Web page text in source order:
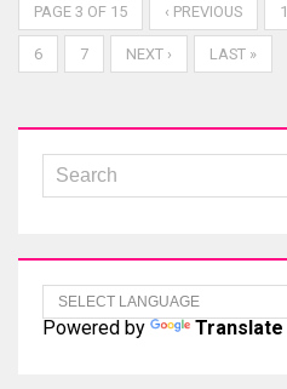
PAGE 3 OF 15 ‹ PREVIOUS 1
6 7 NEXT › LAST »
Powered by Translate